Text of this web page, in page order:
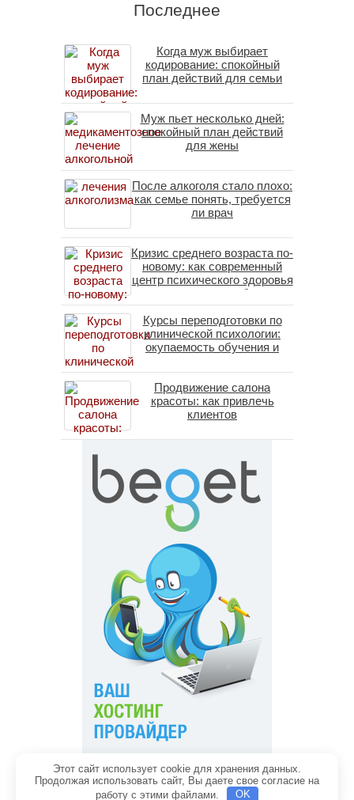
Последнее
Когда муж выбирает
кодирование: спокойный
план действий для семьи
Муж пьет несколько дней:
спокойный план действий
для жены
После алкоголя стало плохо:
как семье понять, требуется
ли врач
Кризис среднего возраста по-
новому: как современный
центр психического здоровья
помогает пересобрать
личность без таблеток
(методы ДПДГ и КПТ)
Курсы переподготовки по
клинической психологии:
окупаемость обучения и
специалистов в 2026 году
Продвижение салона
красоты: как привлечь
клиентов
Главная Обратная связь
Политика конфиденциальности Содержание
Этот сайт использует cookie для хранения данных.
Продолжая использовать сайт, Вы даете свое согласие на
работу с этими файлами.
OK